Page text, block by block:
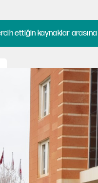
ettiğin kaynaklar